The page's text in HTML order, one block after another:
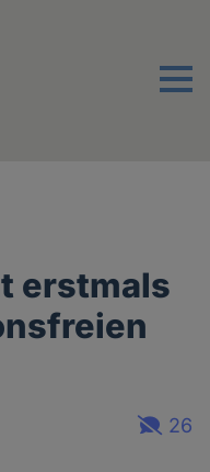
Menu
erstmals
26